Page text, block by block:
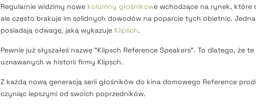
Regularnie widzimy nowe kolumny głośnikowe wchodzące na rynek, które
ale często brakuje im solidnych dowodów na poparcie tych obietnic.
posiadają odwagę, jaką wykazuje Klipsch.
Pewnie już słyszałeś nazwę "Klipsch Reference Speakers". To dlatego, że
uznawanych w historii firmy Klipsch.
Z każdą nową generacją serii głośników do kina domowego Reference
czyniąc lepszymi od swoich poprzedników.